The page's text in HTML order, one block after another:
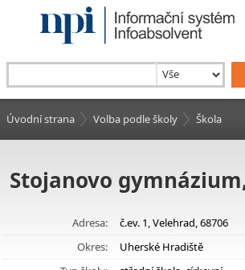
Úvodní strana Volba podle školy Škola
Stojanovo
Adresa:
č.ev. 1, Velehrad, 68706
Okres:
Uherské Hradiště